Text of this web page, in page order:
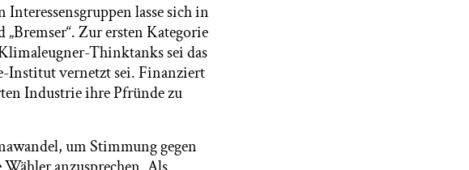
lasse sich in
Zur ersten Kategorie
Thinktanks sei das
Institut vernetzt sei. Finanziert
Industrie ihre Pfründe zu
um Stimmung gegen